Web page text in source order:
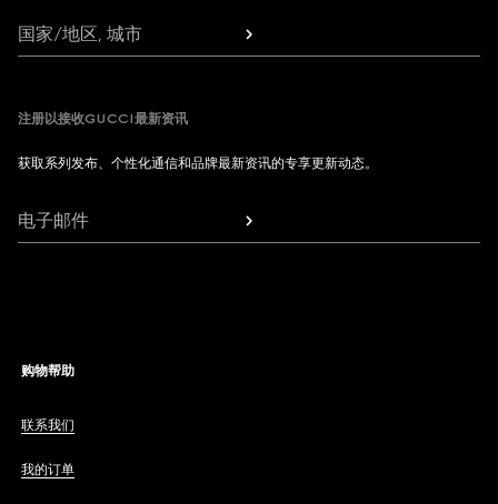
国家/地区, 城市
注册以接收GUCCI最新资讯
获取系列发布、个性化通信和品牌最新资讯的专享更新动态。
电子邮件
购物帮助
联系我们
我的订单